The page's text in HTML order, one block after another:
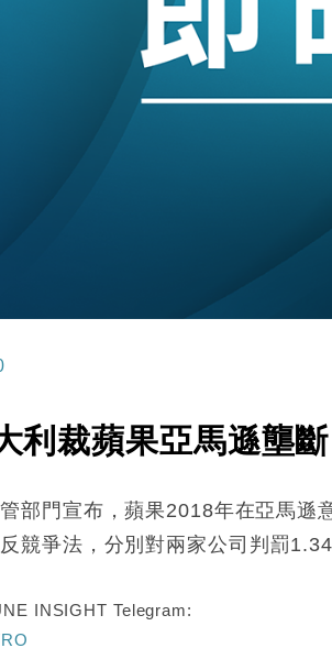
重啟最多10億美元回購 派息比率目標維
利裁蘋果亞馬遜壟
部門宣布，蘋果2018年在亞馬
競爭法，分別對兩家公司判罰
INSIGHT Telegram: